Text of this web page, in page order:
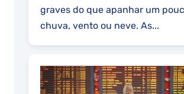
graves do que apanhar um
chuva, vento ou neve. As...